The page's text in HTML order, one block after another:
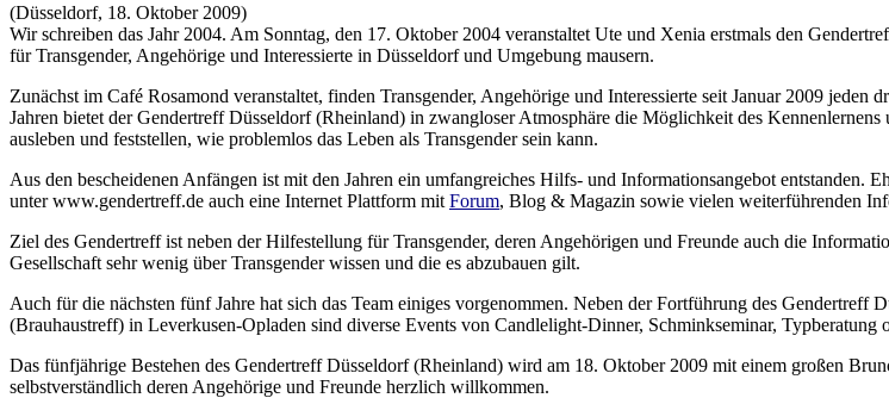
(Düsseldorf, 18. Oktober 2009)
Wir schreiben das Jahr 2004. Am Sonntag, den 17. Oktober 2004 veranstaltet Ute und Xenia erstmals den
für Transgender, Angehörige und Interessierte in Düsseldorf und Umgebung mausern.
Zunächst im Café Rosamond veranstaltet, finden Transgender, Angehörige und Interessierte seit Januar 2009
Jahren bietet der Gendertreff Düsseldorf (Rheinland) in zwangloser Atmosphäre die Möglichkeit des
ausleben und feststellen, wie problemlos das Leben als Transgender sein kann.
Aus den bescheidenen Anfängen ist mit den Jahren ein umfangreiches Hilfs- und Informationsangebot entstanden.
unter www.gendertreff.de auch eine Internet Plattform mit Forum, Blog & Magazin sowie vielen weiterführenden
Ziel des Gendertreff ist neben der Hilfestellung für Transgender, deren Angehörigen und Freunde auch die
Gesellschaft sehr wenig über Transgender wissen und die es abzubauen gilt.
Auch für die nächsten fünf Jahre hat sich das Team einiges vorgenommen. Neben der Fortführung des
(Brauhaustreff) in Leverkusen-Opladen sind diverse Events von Candlelight-Dinner, Schminkseminar, Typberatung
Das fünfjährige Bestehen des Gendertreff Düsseldorf (Rheinland) wird am 18. Oktober 2009 mit einem großen
selbstverständlich deren Angehörige und Freunde herzlich willkommen.